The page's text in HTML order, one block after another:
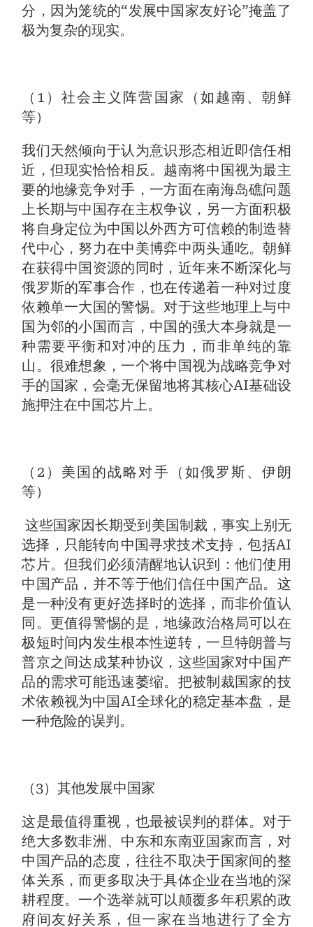
分，因为笼统的“发展中国家友好论”掩盖了
极为复杂的现实。
（1）社会主义阵营国家（如越南、朝鲜
等）
我们天然倾向于认为意识形态相近即信任相
近，但现实恰恰相反。越南将中国视为最主
要的地缘竞争对手，一方面在南海岛礁问题
上长期与中国存在主权争议，另一方面积极
将自身定位为中国以外西方可信赖的制造替
代中心，努力在中美博弈中两头通吃。朝鲜
在获得中国资源的同时，近年来不断深化与
俄罗斯的军事合作，也在传递着一种对过度
依赖单一大国的警惕。对于这些地理上与中
国为邻的小国而言，中国的强大本身就是一
种需要平衡和对冲的压力，而非单纯的靠
山。很难想象，一个将中国视为战略竞争对
手的国家，会毫无保留地将其核心AI基础设
施押注在中国芯片上。
（2）美国的战略对手（如俄罗斯、伊朗
等）
这些国家因长期受到美国制裁，事实上别无
选择，只能转向中国寻求技术支持，包括AI
芯片。但我们必须清醒地认识到：他们使用
中国产品，并不等于他们信任中国产品。这
是一种没有更好选择时的选择，而非价值认
同。更值得警惕的是，地缘政治格局可以在
极短时间内发生根本性逆转，一旦特朗普与
普京之间达成某种协议，这些国家对中国产
品的需求可能迅速萎缩。把被制裁国家的技
术依赖视为中国AI全球化的稳定基本盘，是
一种危险的误判。
（3）其他发展中国家
这是最值得重视，也最被误判的群体。对于
绝大多数非洲、中东和东南亚国家而言，对
中国产品的态度，往往不取决于国家间的整
体关系，而更多取决于具体企业在当地的深
耕程度。一个选举就可以颠覆多年积累的政
府间友好关系，但一家在当地进行了全方